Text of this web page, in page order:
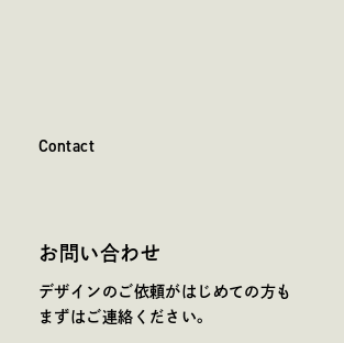
お問い合わせ
Contact
デザインのご依頼がはじめての方も
まずはご連絡ください。